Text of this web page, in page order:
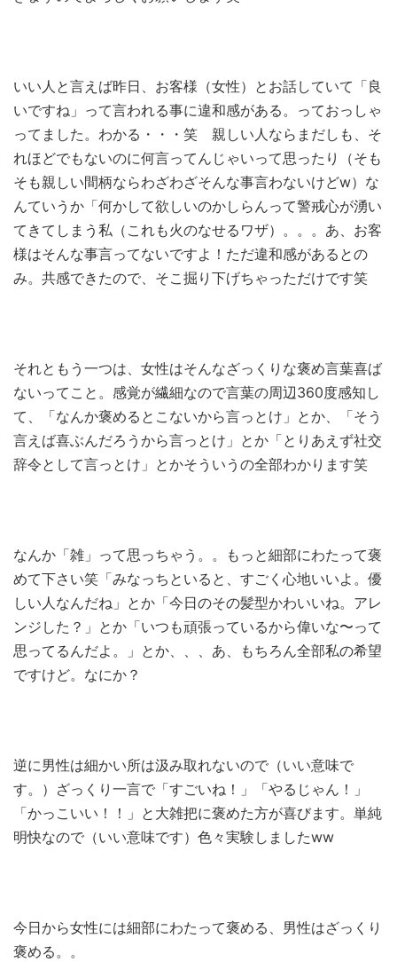
いい人と言えば昨日、お客様（女性）とお話していて「良
いですね」って言われる事に違和感がある。っておっしゃ
ってました。わかる・・・笑 親しい人ならまだしも、そ
れほどでもないのに何言ってんじゃいって思ったり（そも
そも親しい間柄ならわざわざそんな事言わないけどw）な
んていうか「何かして欲しいのかしらんって警戒心が湧い
てきてしまう私（これも火のなせるワザ）。。。あ、お客
様はそんな事言ってないですよ！ただ違和感があるとの
み。共感できたので、そこ掘り下げちゃっただけです笑
それともう一つは、女性はそんなざっくりな褒め言葉喜ば
ないってこと。感覚が繊細なので言葉の周辺360度感知し
て、「なんか褒めるとこないから言っとけ」とか、「そう
言えば喜ぶんだろうから言っとけ」とか「とりあえず社交
辞令として言っとけ」とかそういうの全部わかります笑
なんか「雑」って思っちゃう。。もっと細部にわたって褒
めて下さい笑「みなっちといると、すごく心地いいよ。優
しい人なんだね」とか「今日のその髪型かわいいね。アレ
ンジした？」とか「いつも頑張っているから偉いな〜って
思ってるんだよ。」とか、、、あ、もちろん全部私の希望
ですけど。なにか？
逆に男性は細かい所は汲み取れないので（いい意味で
す。）ざっくり一言で「すごいね！」「やるじゃん！」
「かっこいい！！」と大雑把に褒めた方が喜びます。単純
明快なので（いい意味です）色々実験しましたww
今日から女性には細部にわたって褒める、男性はざっくり
褒める。。